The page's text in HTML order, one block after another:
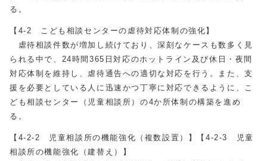
る。
【4-2 こども相談センターの虐待対応体制の強化】
虐待相談件数が増加し続けており、深刻なケースも数多く見
られる中で、24時間365日対応のホットライン及び休日・夜間
対応体制を維持し、虐待通告への適切な対応を行う。また、支
援を必要としている人に迅速かつ丁寧に対応できるように、こ
ども相談センター（児童相談所）の4か所体制の構築を進め
る。
【4-2-2 児童相談所の機能強化（複数設置）】【4-2-3 児童
相談所の機能強化（建替え）】